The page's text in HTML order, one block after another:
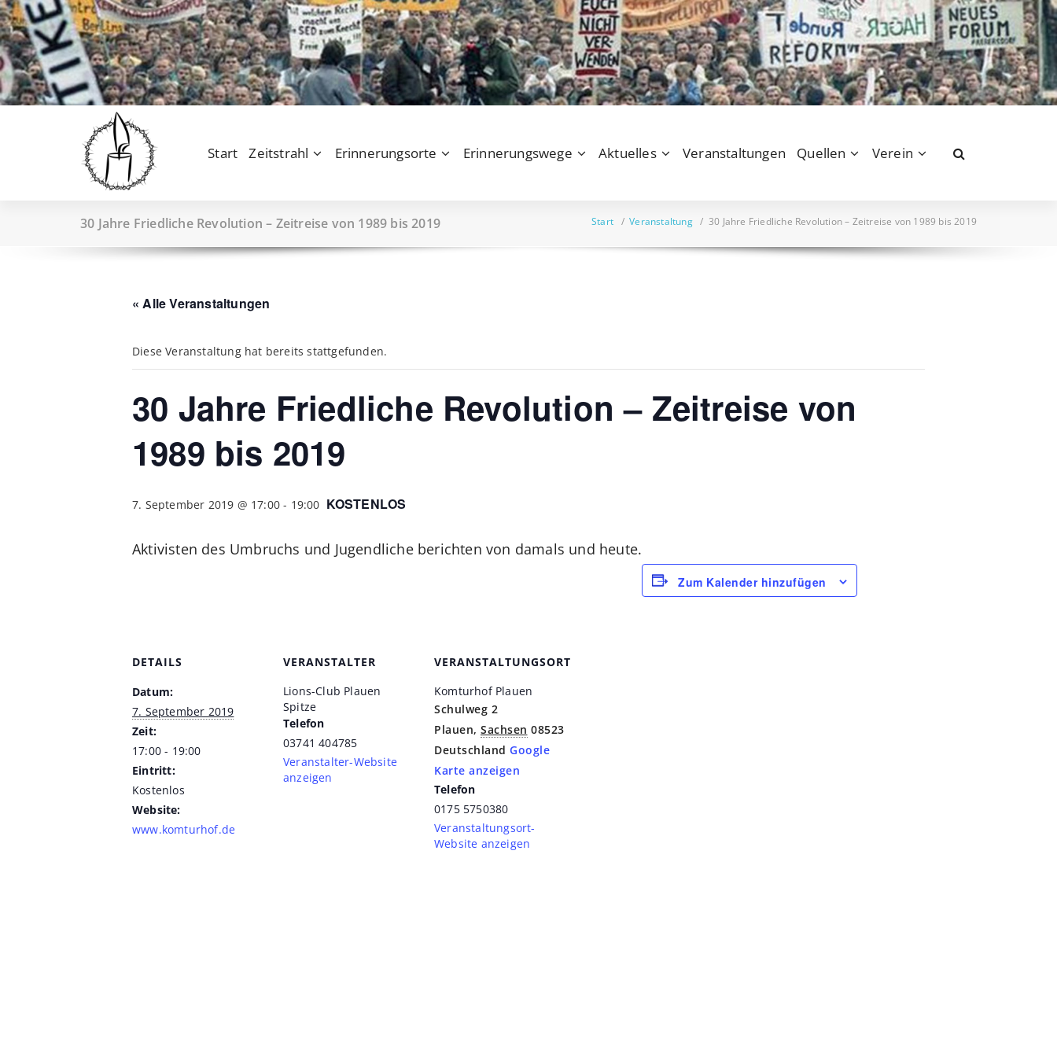
Zum
Inhalt
springen
Start Zeitstrahl Erinnerungsorte Erinnerungswege Aktuelles Veranstaltungen Quellen Verein
30 Jahre Friedliche Revolution – Zeitreise von 1989 bis 2019 Start/Veranstaltung/ 30 Jahre Friedliche Revolution – Zeitreise von 1989 bis 2019
« Alle Veranstaltungen
Diese Veranstaltung hat bereits stattgefunden.
30 Jahre Friedliche Revolution – Zeitreise von
1989 bis 2019
7. September 2019 @ 17:00 - 19:00 KOSTENLOS
Aktivisten des Umbruchs und Jugendliche berichten von damals und heute.
Zum Kalender hinzufügen
DETAILS
Datum:
7. September 2019
Zeit:
17:00 - 19:00
Eintritt:
Kostenlos
Website:
www.komturhof.de
VERANSTALTER
Lions-Club Plauen
Spitze
Telefon
03741 404785
Veranstalter-Website
anzeigen
VERANSTALTUNGSORT
Komturhof Plauen
Schulweg 2
Plauen, Sachsen 08523
Deutschland Google
Karte anzeigen
Telefon
0175 5750380
Veranstaltungsort-
Website anzeigen